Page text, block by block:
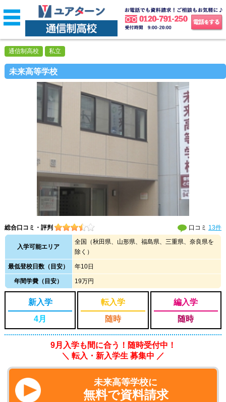
未来高等学校
通信制高校 私立
総合口コミ・評判 口コミ 13件
入学可能エリア
全国（秋田県、山形県、福島県、三重県、奈良県を
除く）
最低登校日数（目安） 年10日
年間学費（目安） 19万円
新入学
4月
転入学
随時
編入学
随時
9月入学も間に合う！随時受付中！
＼ 転入・新入学生 募集中 ／
未来高等学校に
無料で資料請求